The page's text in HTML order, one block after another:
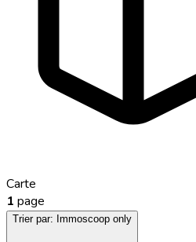
Carte
1 page
Trier par: Immoscoop only